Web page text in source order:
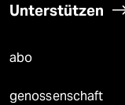
Unterstützen
abo
genossenschaft